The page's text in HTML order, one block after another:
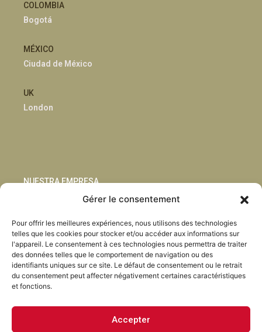
Gérer le consentement
Pour offrir les meilleures expériences, nous utilisons des technologies
telles que les cookies pour stocker et/ou accéder aux informations sur
l'appareil. Le consentement à ces technologies nous permettra de traiter
des données telles que le comportement de navigation ou des
identifiants uniques sur ce site. Le défaut de consentement ou le retrait
du consentement peut affecter négativement certaines caractéristiques
et fonctions.
Accepter
COLOMBIA
Bogotá
MÉXICO
Ciudad de México
UK
London
NUESTRA EMPRESA
Innovación
Blog
Habla con nosotros